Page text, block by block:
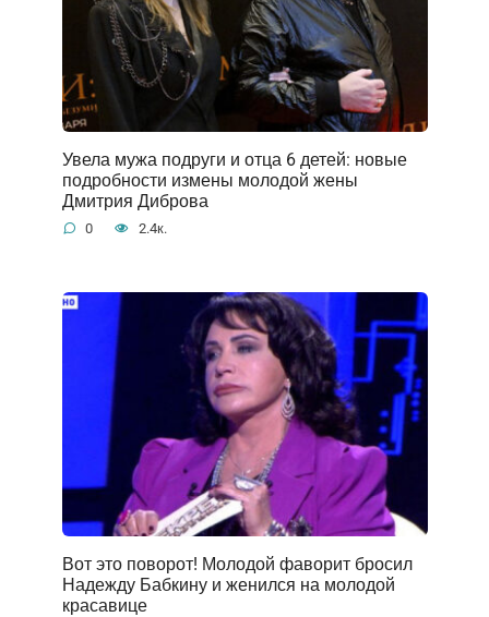
Увела мужа подруги и отца 6 детей: новые
подробности измены молодой жены
Дмитрия Диброва
0 2.4к.
Вот это поворот! Молодой фаворит бросил
Надежду Бабкину и женился на молодой
красавице